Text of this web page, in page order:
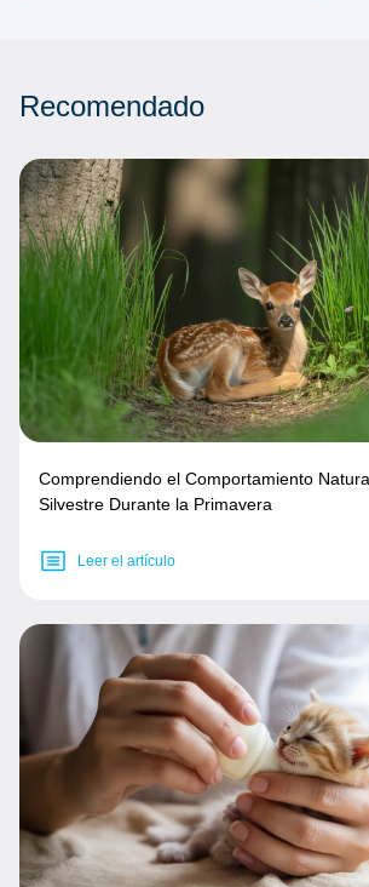
Recomendado
Comprendiendo el Comportamiento
Silvestre Durante la Primavera
Leer el artículo